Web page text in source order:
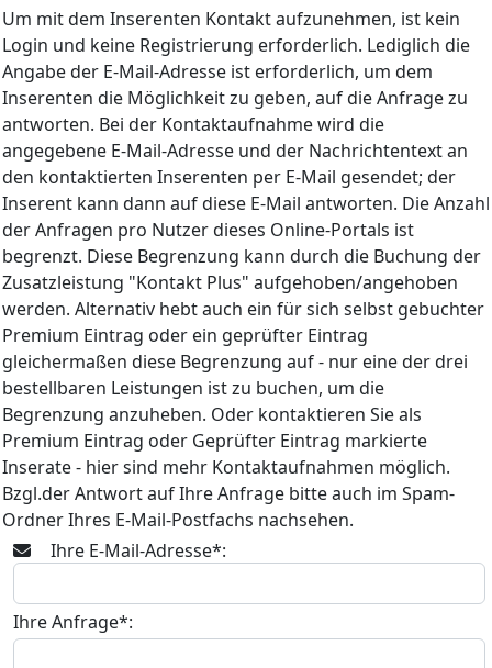
Um mit dem Inserenten Kontakt aufzunehmen, ist kein
Login und keine Registrierung erforderlich. Lediglich die
Angabe der E-Mail-Adresse ist erforderlich, um dem
Inserenten die Möglichkeit zu geben, auf die Anfrage zu
antworten. Bei der Kontaktaufnahme wird die
angegebene E-Mail-Adresse und der Nachrichtentext an
den kontaktierten Inserenten per E-Mail gesendet; der
Inserent kann dann auf diese E-Mail antworten. Die Anzahl
der Anfragen pro Nutzer dieses Online-Portals ist
begrenzt. Diese Begrenzung kann durch die Buchung der
Zusatzleistung "Kontakt Plus" aufgehoben/angehoben
werden. Alternativ hebt auch ein für sich selbst gebuchter
Premium Eintrag oder ein geprüfter Eintrag
gleichermaßen diese Begrenzung auf - nur eine der drei
bestellbaren Leistungen ist zu buchen, um die
Begrenzung anzuheben. Oder kontaktieren Sie als
Premium Eintrag oder Geprüfter Eintrag markierte
Inserate - hier sind mehr Kontaktaufnahmen möglich.
Bzgl.der Antwort auf Ihre Anfrage bitte auch im Spam-
Ordner Ihres E-Mail-Postfachs nachsehen.
Ihre E-Mail-Adresse*:
Ihre Anfrage*: